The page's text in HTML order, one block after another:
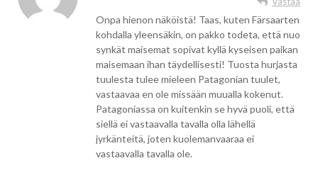
Onpa hienon näköistä! Taas, kuten Färsaarten
kohdalla yleensäkin, on pakko todeta, että nuo
synkät maisemat sopivat kyllä kyseisen paikan
maisemaan ihan täydellisesti! Tuosta hurjasta
tuulesta tulee mieleen Patagonian tuulet,
vastaavaa en ole missään muualla kokenut.
Patagoniassa on kuitenkin se hyvä puoli, että
siellä ei vastaavalla tavalla olla lähellä
jyrkänteitä, joten kuolemanvaaraa ei
vastaavalla tavalla ole.